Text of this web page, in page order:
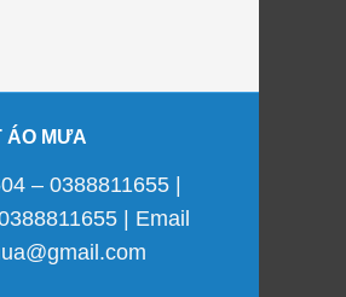
ÁO MƯA
– 0388811655 |
| Email